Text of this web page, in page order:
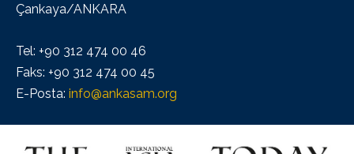
Çankaya/ANKARA
Tel: +90 312 474 00 46
Faks: +90 312 474 00 45
E-Posta: info@ankasam.org